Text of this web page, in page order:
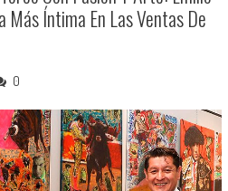
Más Íntima En Las Ventas De
0